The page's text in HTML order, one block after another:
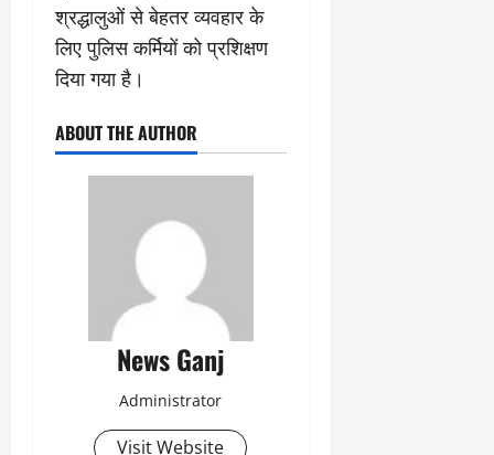
श्रद्धालुओं से बेहतर व्यवहार के
लिए पुलिस कर्मियों को प्रशिक्षण
दिया गया है।
ABOUT THE AUTHOR
News Ganj
Administrator
Visit Website